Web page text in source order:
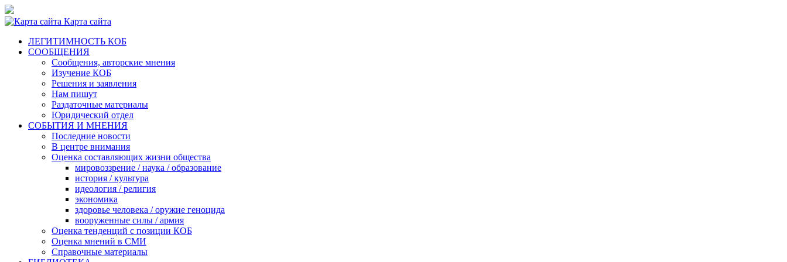
Карта сайта
ЛЕГИТИМНОСТЬ КОБ
СООБЩЕНИЯ
Сообщения, авторские мнения
Изучение КОБ
Решения и заявления
Нам пишут
Раздаточные материалы
Юридический отдел
СОБЫТИЯ И МНЕНИЯ
Последние новости
В центре внимания
Оценка составляющих жизни общества
мировоззрение / наука / образование
история / культура
идеология / религия
экономика
здоровье человека / оружие геноцида
вооруженные силы / армия
Оценка тенденций с позиции КОБ
Оценка мнений в СМИ
Справочные материалы